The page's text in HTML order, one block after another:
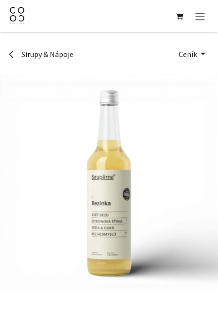
Přejít na obsah
Sirupy & Nápoje Ceník